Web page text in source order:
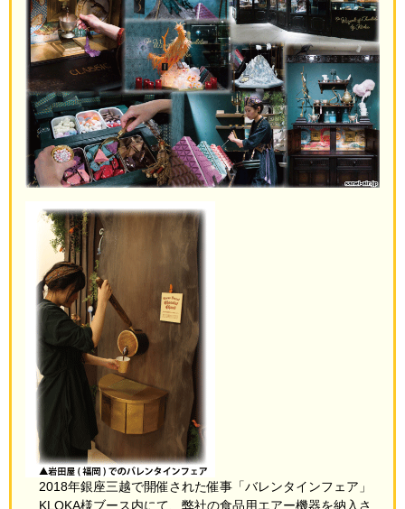
2018年銀座三越で開催された催事「バレンタインフェア」
KLOKA様ブース内にて、弊社の食品用エアー機器を納入さ